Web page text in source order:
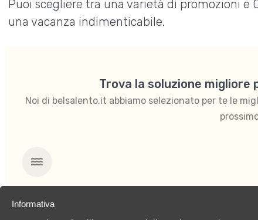
Puoi scegliere tra una varietà di promozioni e
una vacanza indimenticabile.
Trova la soluzione migliore
Noi di belsalento.it abbiamo selezionato per te le
Informativa